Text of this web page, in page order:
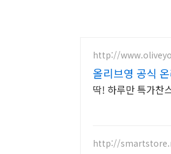
http://
올리브영 공식
딱! 하루만 특가찬
http://